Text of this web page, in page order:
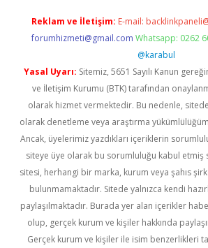
Reklam ve İletişim: E-mail:
forumhizmeti@gmail.com Whatsapp: 0262
@karabul
Yasal Uyarı: Sitemiz, 5651 Sayılı Kanun
ve İletişim Kurumu (BTK) tarafından
olarak hizmet vermektedir. Bu nedenle,
olarak denetleme veya araştırma
Ancak, üyelerimiz yazdıkları içeriklerin
siteye üye olarak bu sorumluluğu kabul etmiş
sitesi, herhangi bir marka, kurum veya şahıs
bulunmamaktadır. Sitede yalnızca kendi
paylaşılmaktadır. Burada yer alan içerikler
olup, gerçek kurum ve kişiler hakkında
Gerçek kurum ve kişiler ile isim benzerlikleri